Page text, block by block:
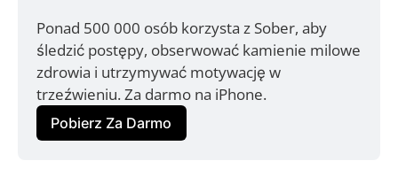
Ponad 500 000 osób korzysta z Sober, aby
śledzić postępy, obserwować kamienie milowe
zdrowia i utrzymywać motywację w
trzeźwieniu. Za darmo na iPhone.
Pobierz Za Darmo